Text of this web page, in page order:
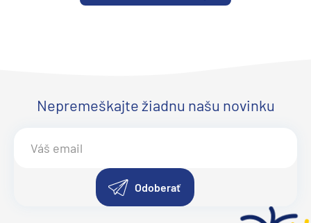
Nepremeškajte žiadnu našu novinku
Odoberať